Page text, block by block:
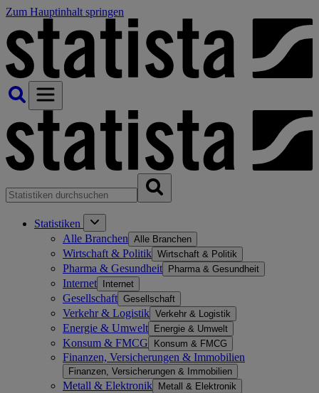
Zum Hauptinhalt springen
Statistiken
Alle Branchen Alle Branchen
Wirtschaft & Politik Wirtschaft & Politik
Pharma & Gesundheit Pharma & Gesundheit
Internet Internet
Gesellschaft Gesellschaft
Verkehr & Logistik Verkehr & Logistik
Energie & Umwelt Energie & Umwelt
Konsum & FMCG Konsum & FMCG
Finanzen, Versicherungen & Immobilien
Finanzen, Versicherungen & Immobilien
Metall & Elektronik Metall & Elektronik